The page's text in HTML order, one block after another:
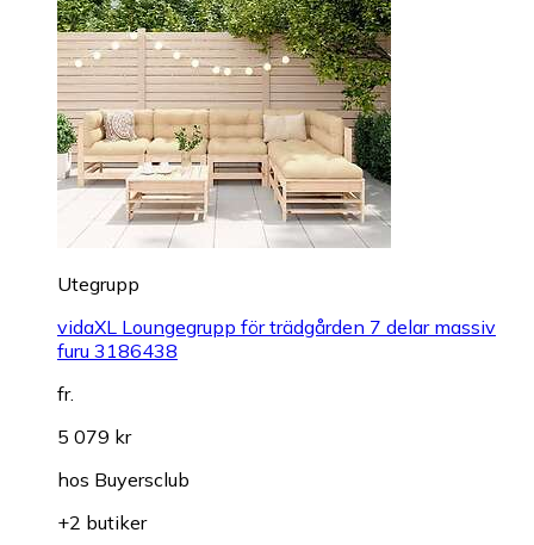
Utegrupp
vidaXL Loungegrupp för trädgården 7 delar massiv
furu 3186438
fr.
5 079 kr
hos Buyersclub
+2 butiker